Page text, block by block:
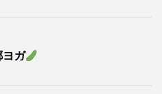
ヨガ